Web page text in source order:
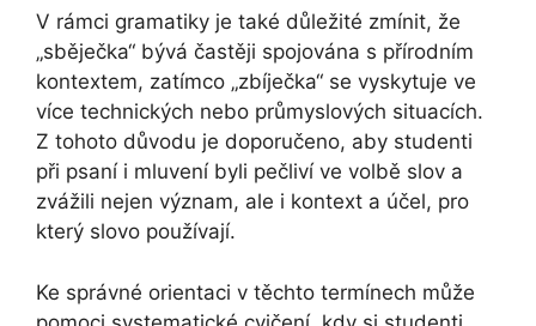
V rámci gramatiky je také důležité zmínit, že
„sběječka“ bývá častěji spojována s přírodním
kontextem, zatímco „zbíječka“ se vyskytuje ve
více technických nebo průmyslových situacích.
Z tohoto důvodu je doporučeno, aby studenti
při psaní i mluvení byli pečliví ve volbě slov a
zvážili nejen význam, ale i kontext a účel, pro
který slovo používají.
Ke správné orientaci v těchto termínech může